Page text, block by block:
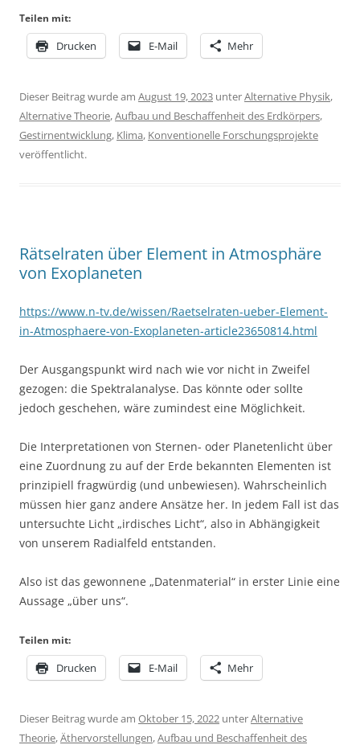
Teilen mit:
Drucken E-Mail Mehr
Dieser Beitrag wurde am August 19, 2023 unterAlternative Physik,
Alternative Theorie,Aufbau und Beschaffenheit des Erdkörpers,
Gestirnentwicklung, Klima, Konventionelle Forschungsprojekte
veröffentlicht.
Rätselraten über Element in Atmosphäre
von Exoplaneten
https://www.n-tv.de/wissen/Raetselraten-ueber-Element-
in-Atmosphaere-von-Exoplaneten-article23650814.html
Der Ausgangspunkt wird nach wie vor nicht in Zweifel
gezogen: die Spektralanalyse. Das könnte oder sollte
jedoch geschehen, wäre zumindest eine Möglichkeit.
Die Interpretationen von Sternen- oder Planetenlicht über
eine Zuordnung zu auf der Erde bekannten Elementen ist
prinzipiell fragwürdig (und unbewiesen). Wahrscheinlich
müssen hier ganz andere Ansätze her. In jedem Fall ist das
untersuchte Licht „irdisches Licht“, also in Abhängigkeit
von unserem Radialfeld entstanden.
Also ist das gewonnene „Datenmaterial“ in erster Linie eine
Aussage „über uns“.
Teilen mit:
Drucken E-Mail Mehr
Dieser Beitrag wurde am Oktober 15, 2022 unterAlternative
Theorie,Äthervorstellungen,Aufbau und Beschaffenheit des